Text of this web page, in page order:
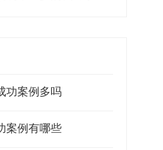
功案例多吗
案例有哪些